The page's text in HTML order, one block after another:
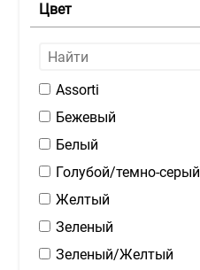
Цвет
Assorti
Бежевый
Белый
Голубой/темно-серый
Желтый
Зеленый
Зеленый/Желтый